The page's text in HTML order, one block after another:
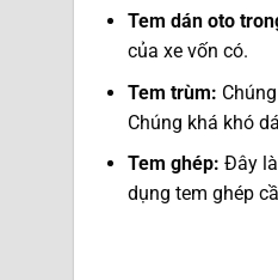
Tem dán oto
của xe vốn có.
Tem trùm:
Chúng khá khó
Tem ghép: Đây
dụng tem ghép